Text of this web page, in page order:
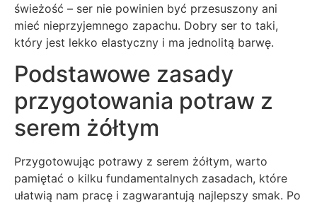
świeżość – ser nie powinien być przesuszony ani
mieć nieprzyjemnego zapachu. Dobry ser to taki,
który jest lekko elastyczny i ma jednolitą barwę.
Podstawowe zasady
przygotowania potraw z
serem żółtym
Przygotowując potrawy z serem żółtym, warto
pamiętać o kilku fundamentalnych zasadach, które
ułatwią nam pracę i zagwarantują najlepszy smak. Po